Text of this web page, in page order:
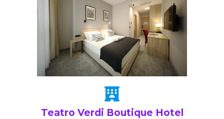
Teatro Verdi Boutique Hotel